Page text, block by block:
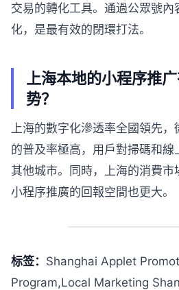
交易的轉化工具。通過公眾號
化，是最有效的閉環打法。
上海本地的小程序推
势？
上海的數字化滲透率全國領先
的普及率極高，用戶對掃碼和
其他城市。同時，上海的消費市
小程序推廣的回報空間也更大。
标签： Shanghai Applet
Program,Local Marketing